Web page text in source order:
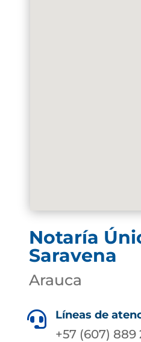
Notaría
Saravena
Arauca
 Líneas de
+57 (607) 889